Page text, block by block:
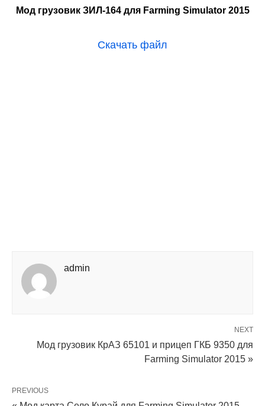
Мод грузовик ЗИЛ-164 для Farming Simulator 2015
Скачать файл
admin
NEXT
Мод грузовик КрАЗ 65101 и прицеп ГКБ 9350 для
Farming Simulator 2015 »
PREVIOUS